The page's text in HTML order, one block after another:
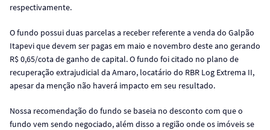
respectivamente.
O fundo possui duas parcelas a receber referente a venda do Galpão
Itapevi que devem ser pagas em maio e novembro deste ano gerando
R$ 0,65/cota de ganho de capital. O fundo foi citado no plano de
recuperação extrajudicial da Amaro, locatário do RBR Log Extrema II,
apesar da menção não haverá impacto em seu resultado.
Nossa recomendação do fundo se baseia no desconto com que o
fundo vem sendo negociado, além disso a região onde os imóveis se